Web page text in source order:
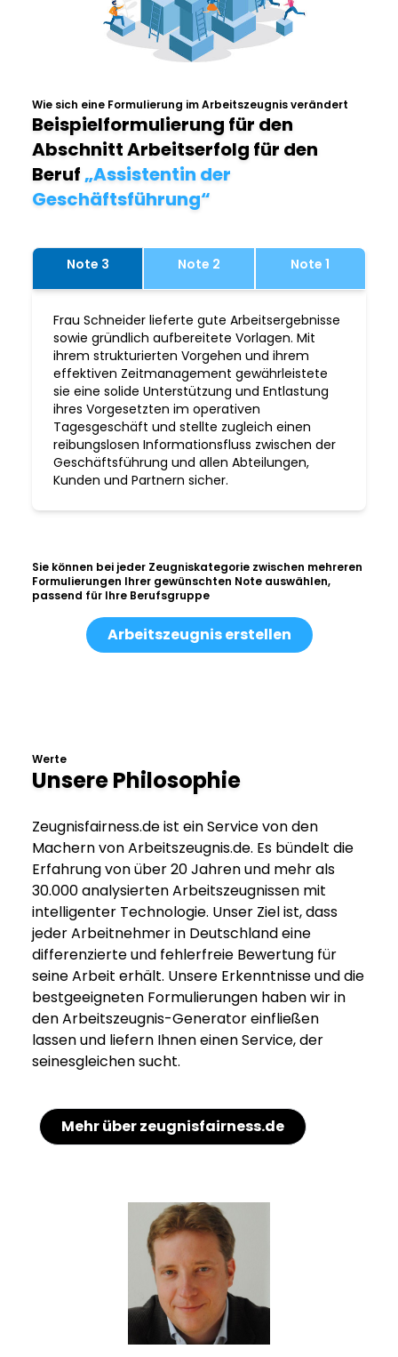
Wie sich eine Formulierung im Arbeitszeugnis verändert
Beispielformulierung für den
Abschnitt Arbeitserfolg für den
Beruf„Assistentin der
Geschäftsführung“
Note 3 Note 2 Note 1
Frau Schneider lieferte gute Arbeitsergebnisse
sowie gründlich aufbereitete Vorlagen. Mit
ihrem strukturierten Vorgehen und ihrem
effektiven Zeitmanagement gewährleistete
sie eine solide Unterstützung und Entlastung
ihres Vorgesetzten im operativen
Tagesgeschäft und stellte zugleich einen
reibungslosen Informationsfluss zwischen der
Geschäftsführung und allen Abteilungen,
Kunden und Partnern sicher.
Sie können bei jeder Zeugniskategorie zwischen mehreren
Formulierungen Ihrer gewünschten Note auswählen,
passend für Ihre Berufsgruppe
Arbeitszeugnis erstellen
Werte
Unsere Philosophie
Zeugnisfairness.de ist ein Service von den
Machern von Arbeitszeugnis.de. Es bündelt die
Erfahrung von über 20 Jahren und mehr als
30.000 analysierten Arbeitszeugnissen mit
intelligenter Technologie. Unser Ziel ist, dass
jeder Arbeitnehmer in Deutschland eine
differenzierte und fehlerfreie Bewertung für
seine Arbeit erhält. Unsere Erkenntnisse und die
bestgeeigneten Formulierungen haben wir in
den Arbeitszeugnis-Generator einfließen
lassen und liefern Ihnen einen Service, der
seinesgleichen sucht.
Mehr über zeugnisfairness.de